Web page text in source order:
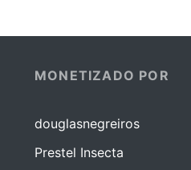
MONETIZADO POR
douglasnegreiros
Prestel Insecta